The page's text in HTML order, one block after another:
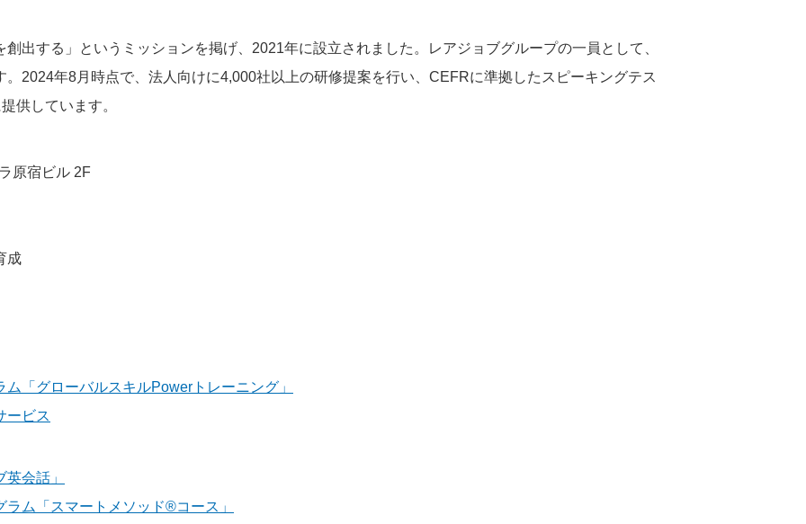
出する」というミッションを掲げ、2021年に設立されました。レアジョブグループの一員として、
2024年8月時点で、法人向けに4,000社以上の研修提案を行い、CEFRに準拠したスピーキングテス
供しています。
原宿ビル 2F
成
「グローバルスキルPowerトレーニング」
ービス
会話」
ム「スマートメソッド®コース」